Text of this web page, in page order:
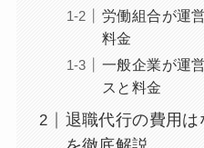
労働組合が運
料金
一般企業が運
スと料金
退職代行の費用